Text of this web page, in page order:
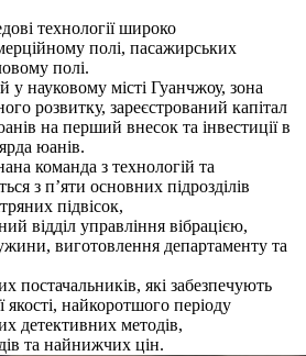
технології широко
полі, пасажирських
полі.
науковому місті Гуанчжоу, зона
розвитку, зареєстрований капітал
на перший внесок та інвестиції в
юанів.
команда з технологій та
з п’яти основних підрозділів
підвісок,
відділ управління вібрацією,
виготовлення департаменту та
постачальників, які забезпечують
якості, найкоротшого періоду
детективних методів,
та найнижчих цін.